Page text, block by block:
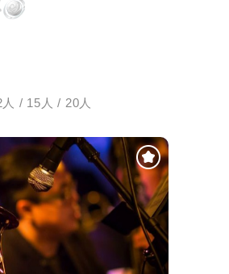
/ 15人 / 20人